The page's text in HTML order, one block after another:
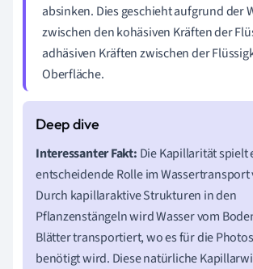
absinken. Dies geschieht aufgrund der
zwischen den kohäsiven Kräften der
adhäsiven Kräften zwischen der
Oberfläche.
Interessanter Fakt: Die Kapillarität spielt
entscheidende Rolle im Wassertransport
Durch kapillaraktive Strukturen in den
Pflanzenstängeln wird Wasser vom
Blätter transportiert, wo es für die
benötigt wird. Diese natürliche